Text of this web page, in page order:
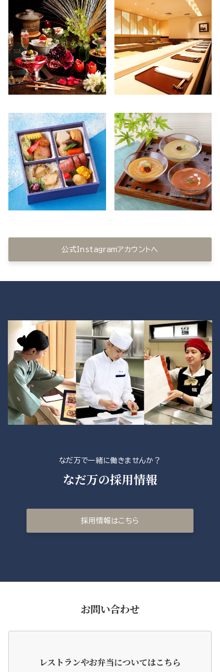
公式Instagramアカウントへ
なだ万で一緒に働きませんか？
なだ万の採用情報
採用情報はこちら
お問い合わせ
レストランやお弁当についてはこちら